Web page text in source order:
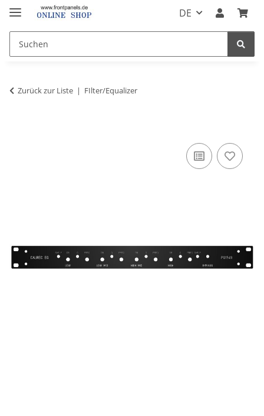
DE
Zurück zur Liste FIlter/Equalizer